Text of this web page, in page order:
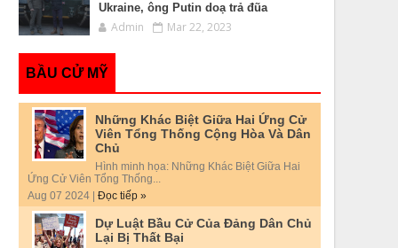
Ukraine, ông Putin doạ trả đũa
Admin Mar 22, 2023
BẦU CỬ MỸ
Những Khác Biệt Giữa Hai Ứng Cử
Viên Tổng Thống Cộng Hòa Và Dân
Chủ
Hình minh họa: Những Khác Biệt Giữa Hai
Ứng Cử Viên Tổng Thống...
Aug 07 2024 | Đọc tiếp »
Dự Luật Bầu Cử Của Đảng Dân Chủ
Lại Bị Thất Bại